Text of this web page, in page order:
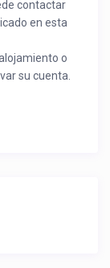
contactar
en esta
o
su cuenta.
acredite